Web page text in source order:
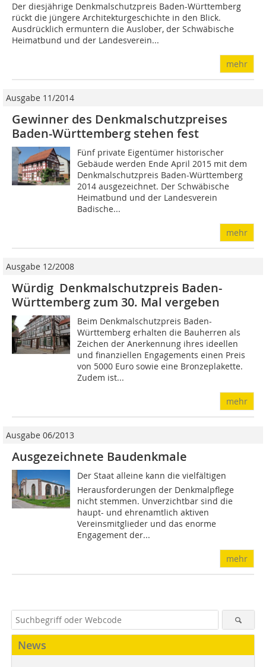
Der diesjährige Denkmalschutzpreis Baden-Württemberg
rückt die jüngere Architekturgeschichte in den Blick.
Ausdrücklich ermuntern die Auslober, der Schwäbische
Heimatbund und der Landesverein...
mehr
Ausgabe 11/2014
Gewinner des Denkmalschutzpreises
Baden-Württemberg stehen fest
Fünf private Eigentümer historischer
Gebäude werden Ende April 2015 mit dem
Denkmalschutzpreis Baden-Württemberg
2014 ausgezeichnet. Der Schwäbische
Heimatbund und der Landesverein
Badische...
mehr
Ausgabe 12/2008
Würdig Denkmalschutzpreis Baden-
Württemberg zum 30. Mal vergeben
Beim Denkmalschutzpreis Baden-
Württemberg erhalten die Bauherren als
Zeichen der Anerkennung ihres ideellen
und finanziellen Engagements einen Preis
von 5000 Euro sowie eine Bronzeplakette.
Zudem ist...
mehr
Ausgabe 06/2013
Ausgezeichnete Baudenkmale
Der Staat alleine kann die vielfältigen
Herausforderungen der Denkmalpflege
nicht stemmen. Unverzichtbar sind die
haupt- und ehrenamtlich aktiven
Vereinsmitglieder und das enorme
Engagement der...
mehr
News